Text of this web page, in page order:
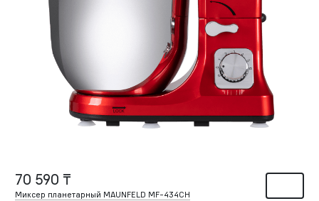
70 590 ₸
Миксер планетарный MAUNFELD MF-434CH